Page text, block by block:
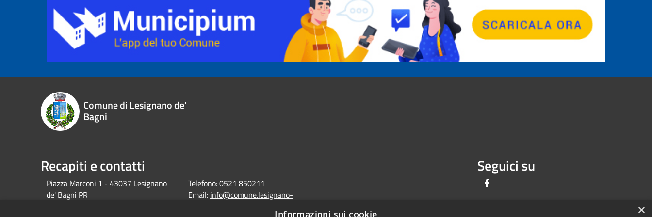
Comune di Lesignano de'
Bagni
Recapiti e contatti
Piazza Marconi 1 - 43037 Lesignano
de' Bagni PR
Telefono:0521 850211
Email: info@comune.lesignano-
Seguici su
×
Informazioni sui cookie